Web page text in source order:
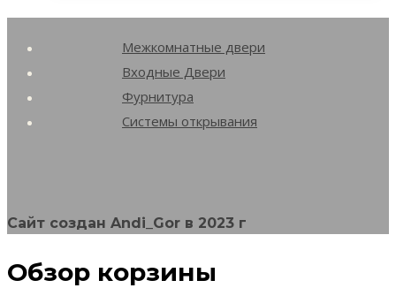
Межкомнатные двери
Входные Двери
Фурнитура
Системы открывания
Сайт создан Andi_Gor в 2023 г
Обзор корзины